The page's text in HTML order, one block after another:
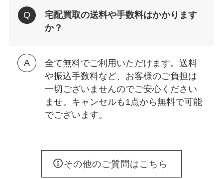
宅配買取の送料や手数料はかかります
か？
全て無料でご利用いただけます。送料
や振込手数料など、お客様のご負担は
一切ございませんのでご安心ください
ませ。キャンセルも1点から無料で可能
でございます。
その他のご質問はこちら